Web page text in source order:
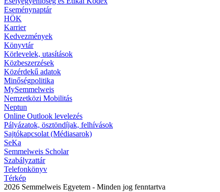
Eseménynaptár
HÖK
Karrier
Kedvezmények
Könyvtár
Körlevelek, utasítások
Közbeszerzések
Közérdekű adatok
Minőségpolitika
MySemmelweis
Nemzetközi Mobilitás
Neptun
Online Outlook levelezés
Pályázatok, ösztöndíjak, felhívások
Sajtókapcsolat (Médiasarok)
SeKa
Semmelweis Scholar
Szabályzattár
Telefonkönyv
Térkép
2026 Semmelweis Egyetem - Minden jog fenntartva